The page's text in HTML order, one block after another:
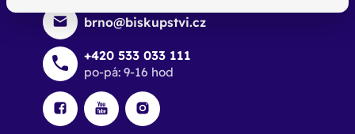
brno@biskupstvi.cz
+420 533 033 111
po-pá: 9-16 hod